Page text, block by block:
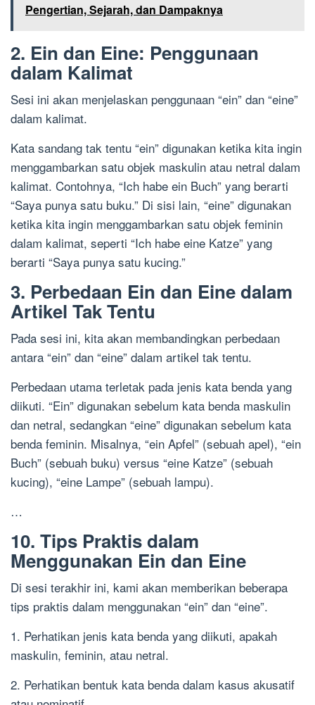
Pengertian, Sejarah, dan Dampaknya
2. Ein dan Eine: Penggunaan
dalam Kalimat
Sesi ini akan menjelaskan penggunaan “ein” dan “eine”
dalam kalimat.
Kata sandang tak tentu “ein” digunakan ketika kita ingin
menggambarkan satu objek maskulin atau netral dalam
kalimat. Contohnya, “Ich habe ein Buch” yang berarti
“Saya punya satu buku.” Di sisi lain, “eine” digunakan
ketika kita ingin menggambarkan satu objek feminin
dalam kalimat, seperti “Ich habe eine Katze” yang
berarti “Saya punya satu kucing.”
3. Perbedaan Ein dan Eine dalam
Artikel Tak Tentu
Pada sesi ini, kita akan membandingkan perbedaan
antara “ein” dan “eine” dalam artikel tak tentu.
Perbedaan utama terletak pada jenis kata benda yang
diikuti. “Ein” digunakan sebelum kata benda maskulin
dan netral, sedangkan “eine” digunakan sebelum kata
benda feminin. Misalnya, “ein Apfel” (sebuah apel), “ein
Buch” (sebuah buku) versus “eine Katze” (sebuah
kucing), “eine Lampe” (sebuah lampu).
…
10. Tips Praktis dalam
Menggunakan Ein dan Eine
Di sesi terakhir ini, kami akan memberikan beberapa
tips praktis dalam menggunakan “ein” dan “eine”.
1. Perhatikan jenis kata benda yang diikuti, apakah
maskulin, feminin, atau netral.
2. Perhatikan bentuk kata benda dalam kasus akusatif